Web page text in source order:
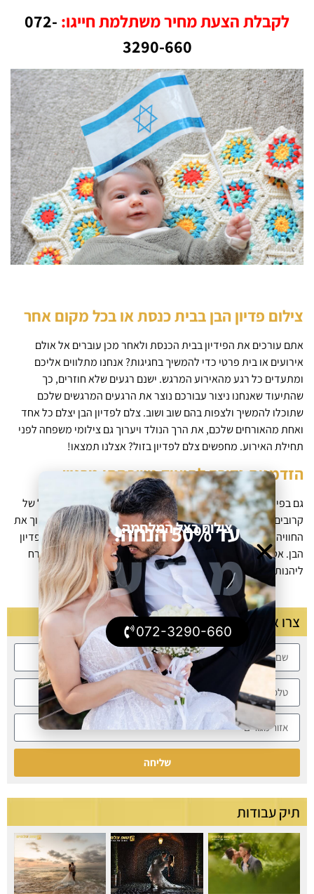
לקבלת הצעת מחיר משתלמת חייגו: 072-
3290-660
צילום פדיון הבן בבית כנסת או בכל מקום אחר
אתם עורכים את הפידיון בבית הכנסת ולאחר מכן עוברים אל אולם
אירועים או בית פרטי כדי להמשיך בחגיגות? אנחנו מתלווים אליכם
ומתעדים כל רגע מהאירוע המרגש. ישנם רגעים שלא חוזרים, כך
שהתיעוד שאנחנו ניצור עבורכם נוצר את הרגעים המרגשים שלכם
שתוכלו להמשיך ולצפות בהם שוב ושוב. צלם לפדיון הבן יצלם כל אחד
ואחת מהאורחים שלכם, את הרך הנולד ויערוך גם צילומי משפחה לפני
תחילת האירוע. מחפשים צלם לפדיון בזול? אצלנו תמצאו!
הזדמנות נדירה לתיעוד משפחתי מרגש
גם בפידיון הבן אתם נמצאים בסטטוס המארחים, זאת מאחר וקהל של
קרובים אליכם מגיע לחגוג איתכם את הרגע המרגש. על מנת להפוך את
החוויה לטובה ומרגשת עוד יותר, תוכלו לשלב גם צילום מגנטים לפדיון
הבן. אטרקציית המגנטים היא גם מזכרת, שתאפשר לכל אורח ואורח
ליהנות משי צנוע מכם.
צרו איתנו קשר
שליחה
תיק עבודות
צילום בצל המלחמה
עד 50% הנחה!
מבצע
072-3290-660